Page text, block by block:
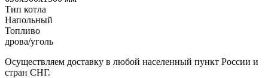
Тип котла
Напольный
Топливо
дрова/уголь
Осуществляем доставку в любой населенный пункт России и
стран СНГ.